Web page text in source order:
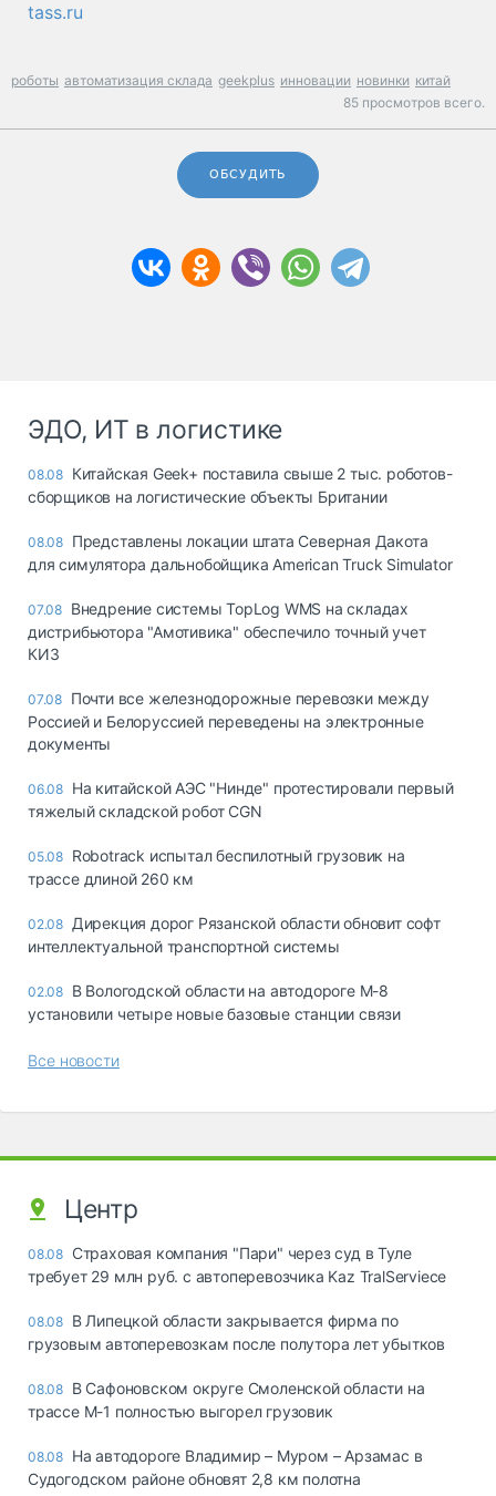
tass.ru
роботы автоматизация склада geekplus инновации новинки китай
85 просмотров всего.
ОБСУДИТЬ
ЭДО, ИТ в логистике
08.08 Китайская Geek+ поставила свыше 2 тыс. роботов-
сборщиков на логистические объекты Британии
08.08 Представлены локации штата Северная Дакота
для симулятора дальнобойщика American Truck Simulator
07.08 Внедрение системы TopLog WMS на складах
дистрибьютора "Амотивика" обеспечило точный учет
КИЗ
07.08 Почти все железнодорожные перевозки между
Россией и Белоруссией переведены на электронные
документы
06.08 На китайской АЭС "Нинде" протестировали первый
тяжелый складской робот CGN
05.08 Robotrack испытал беспилотный грузовик на
трассе длиной 260 км
02.08 Дирекция дорог Рязанской области обновит софт
интеллектуальной транспортной системы
02.08 В Вологодской области на автодороге М-8
установили четыре новые базовые станции связи
Все новости
Центр
08.08 Страховая компания "Пари" через суд в Туле
требует 29 млн руб. с автоперевозчика Kaz TralServiece
08.08 В Липецкой области закрывается фирма по
грузовым автоперевозкам после полутора лет убытков
08.08 В Сафоновском округе Смоленской области на
трассе М-1 полностью выгорел грузовик
08.08 На автодороге Владимир – Муром – Арзамас в
Судогодском районе обновят 2,8 км полотна